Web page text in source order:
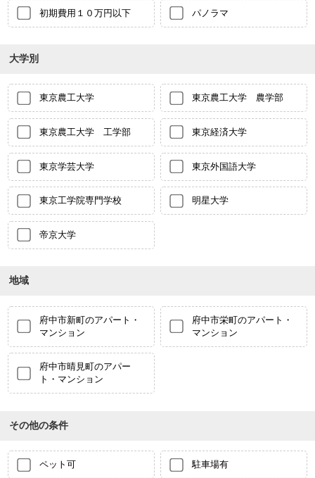
初期費用１０万円以下 パノラマ
大学別
東京農工大学 東京農工大学 農学部
東京農工大学 工学部 東京経済大学
東京学芸大学 東京外国語大学
東京工学院専門学校 明星大学
帝京大学
地域
府中市新町のアパート・
マンション
府中市栄町のアパート・
マンション
府中市晴見町のアパー
ト・マンション
その他の条件
ペット可 駐車場有